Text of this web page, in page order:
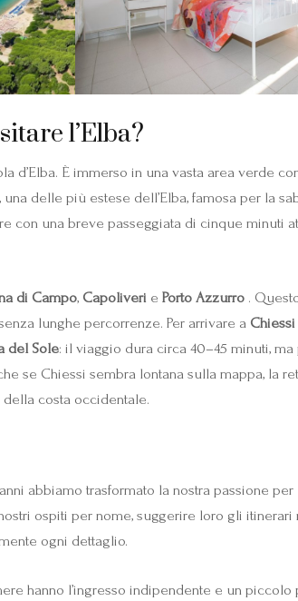
l’Elba?
d’Elba. È immerso in una vasta area verde
delle più estese dell’Elba, famosa per la
con una breve passeggiata di cinque minuti
di Campo, Capoliveri e Porto Azzurro .
lunghe percorrenze. Per arrivare a Chiessi
del Sole: il viaggio dura circa 40–45 minuti,
se Chiessi sembra lontana sulla mappa, la
costa occidentale.
abbiamo trasformato la nostra passione per
ospiti per nome, suggerire loro gli
ogni dettaglio.
hanno l’ingresso indipendente e un